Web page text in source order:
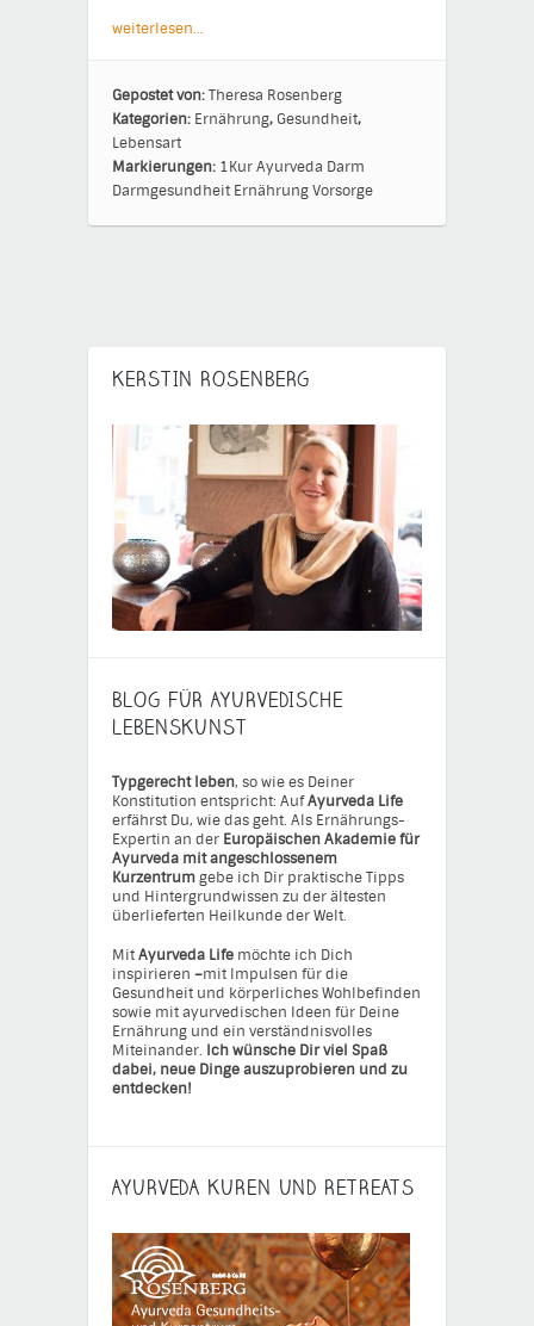
weiterlesen…
Gepostet von:Theresa Rosenberg
Kategorien: Ernährung, Gesundheit,
Lebensart
Markierungen: 1KurAyurveda Darm
Darmgesundheit ErnährungVorsorge
KERSTIN ROSENBERG
BLOG FÜR AYURVEDISCHE
LEBENSKUNST
Typgerecht leben, so wie es Deiner
Konstitution entspricht: AufAyurveda Life
erfährst Du, wie das geht. Als Ernährungs-
Expertin an der Europäischen Akademie für
Ayurveda mit angeschlossenem
Kurzentrumgebe ich Dir praktische Tipps
und Hintergrundwissen zu der ältesten
überlieferten Heilkunde der Welt.
MitAyurveda Life möchte ich Dich
inspirieren –mit Impulsen für die
Gesundheit und körperliches Wohlbefinden
sowie mit ayurvedischen Ideen für Deine
Ernährung und ein verständnisvolles
Miteinander. Ich wünsche Dir viel Spaß
dabei, neue Dinge auszuprobieren und zu
entdecken!
AYURVEDA KUREN UND RETREATS